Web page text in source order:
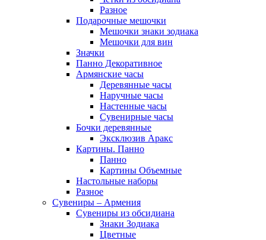
Разное
Подарочные мешочки
Мешочки знаки зодиака
Мешочки для вин
Значки
Панно Декоративное
Армянские часы
Деревянные часы
Наручные часы
Настенные часы
Сувенирные часы
Бочки деревянные
Эксклюзив Аракс
Картины. Панно
Панно
Картины Объемные
Настольные наборы
Разное
Сувениры – Армения
Сувениры из обсидиана
Знаки Зодиака
Цветные